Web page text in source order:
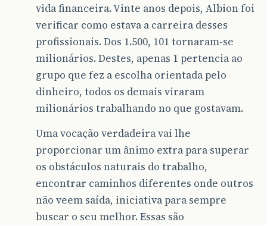
vida financeira. Vinte anos depois, Albion foi
verificar como estava a carreira desses
profissionais. Dos 1.500, 101 tornaram-se
milionários. Destes, apenas 1 pertencia ao
grupo que fez a escolha orientada pelo
dinheiro, todos os demais viraram
milionários trabalhando no que gostavam.
Uma vocação verdadeira vai lhe
proporcionar um ânimo extra para superar
os obstáculos naturais do trabalho,
encontrar caminhos diferentes onde outros
não veem saída, iniciativa para sempre
buscar o seu melhor. Essas são